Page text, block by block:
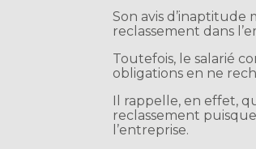
Son avis
reclassement dans
Toutefois, le salarié
obligations en ne
Il rappelle, en effet,
reclassement
l’entreprise.